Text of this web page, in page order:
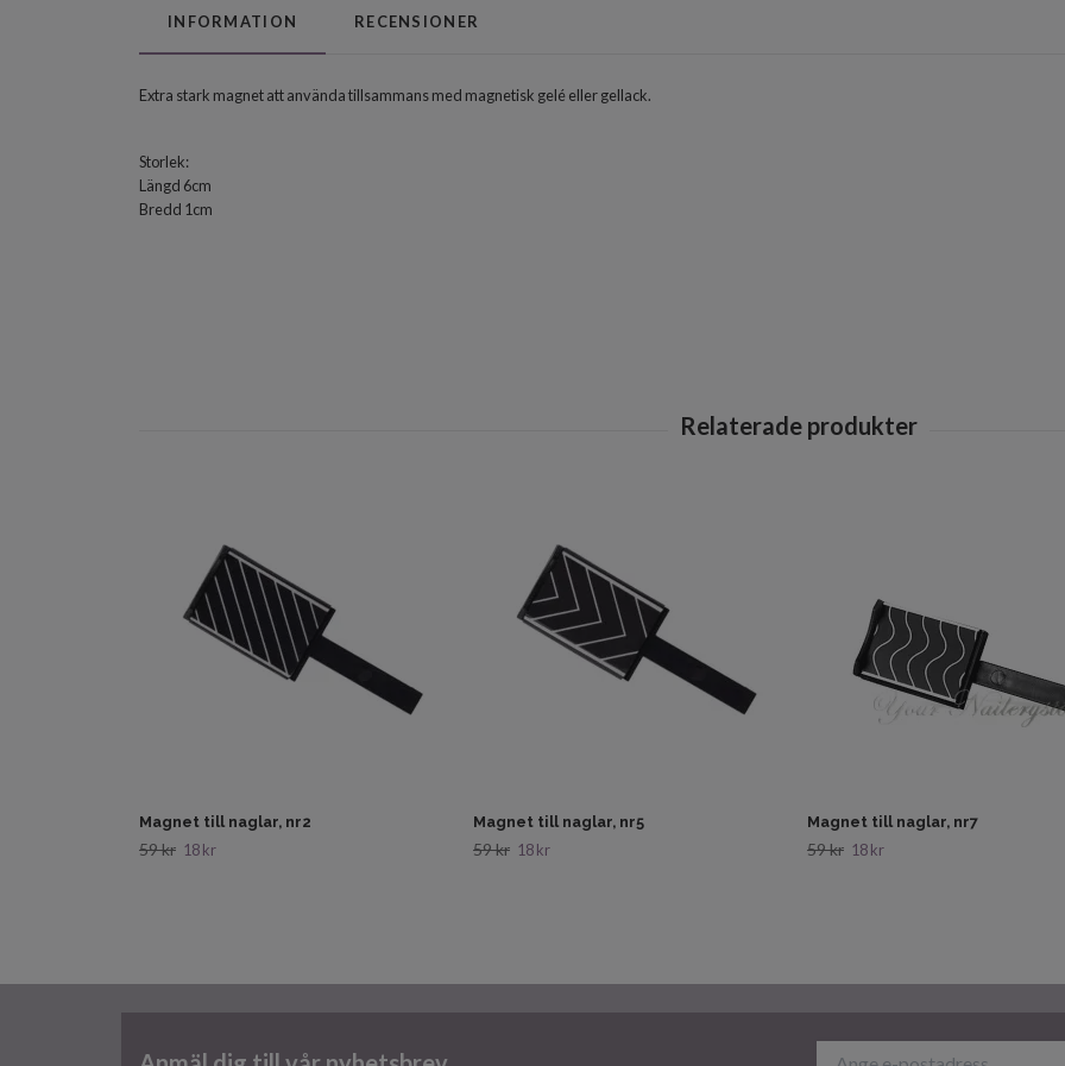
INFORMATION RECENSIONER
Extra stark magnet att använda tillsammans med magnetisk gelé eller gellack.
Storlek:
Längd 6cm
Bredd 1cm
Magnet till naglar, nr2
59 kr 18 kr
Magnet till naglar, nr5
59 kr 18 kr
Magnet till naglar, nr7
59 kr 18 kr